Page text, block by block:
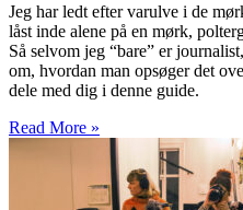
Jeg har ledt efter varulve i de
låst inde alene på en mørk,
Så selvom jeg “bare” er
om, hvordan man opsøger det
dele med dig i denne guide.
Read More »